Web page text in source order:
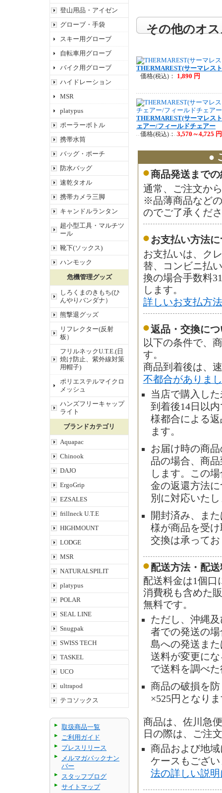
登山用品・アイゼン
グローブ・手袋
スキー用グローブ
自転車用グローブ
バイク用グローブ
ハイドレーション
MSR
platypus
ポーラーボトル
携帯水筒
バッグ・ポーチ
防水バッグ
速乾タオル
携帯カメラ三脚
キャンドルランタン
超小型工具・マルチツ
ール
靴下(ソックス)
ハンモック
危機管理グッズ
しろくまのきもち(ひ
んやりバンダナ）
熊撃退グッズ
リフレクター(反射
板）
フリルネックU.T.E.(日
焼け防止、紫外線対策
用帽子)
ポリエステルマイクロ
メッシュ
ハンズフリーキャップ
ライト
ブランドカテゴリ
Aquapac
Chinook
DAJO
ErgoGrip
EZSALES
frillneck U.T.E
HIGHMOUNT
LODGE
MSR
NATURALSPILIT
platypus
POLAR
SEAL LINE
Snugpak
SWISS TECH
TASKEL
UCO
ultrapod
テコソックス
取扱商品一覧
ご利用ガイド
プレスリリース
メルマガバックナン
バー
スタッフブログ
サイトマップ
その他のオ
THERMAREST(サーマレス
価格(税込) ： 1,890 円
THERMAREST(サーマレス
ェアー/フィールドチェアー
価格(税込)：3,570～4,725 円
●
商品発送まで
通常、ご注文か
※品薄商品など
のでご了承くだ
お支払い方法
お支払いは、ク
替、コンビニ払
換の場合手数料
します。
詳しいお支払方
返品・交換につ
以下の条件で、
す。
商品到着後は、
不都合がありま
当店で購入し
到着後14日以
様都合による
ます。
お届け時の商
品の場合、商
します。この
金の返還方法
別に対応いた
開封済み、ま
様が商品を受
交換は承って
配送方法・配
配送料金は1個口
消費税も含めた
無料です。
ただし、沖縄
者での発送の
島への発送ま
送料が変更に
で送料を調べ
商品の破損を
×525円となり
商品は、佐川急
日の際は、ご注
商品および地
ケースもござ
法の詳しい説